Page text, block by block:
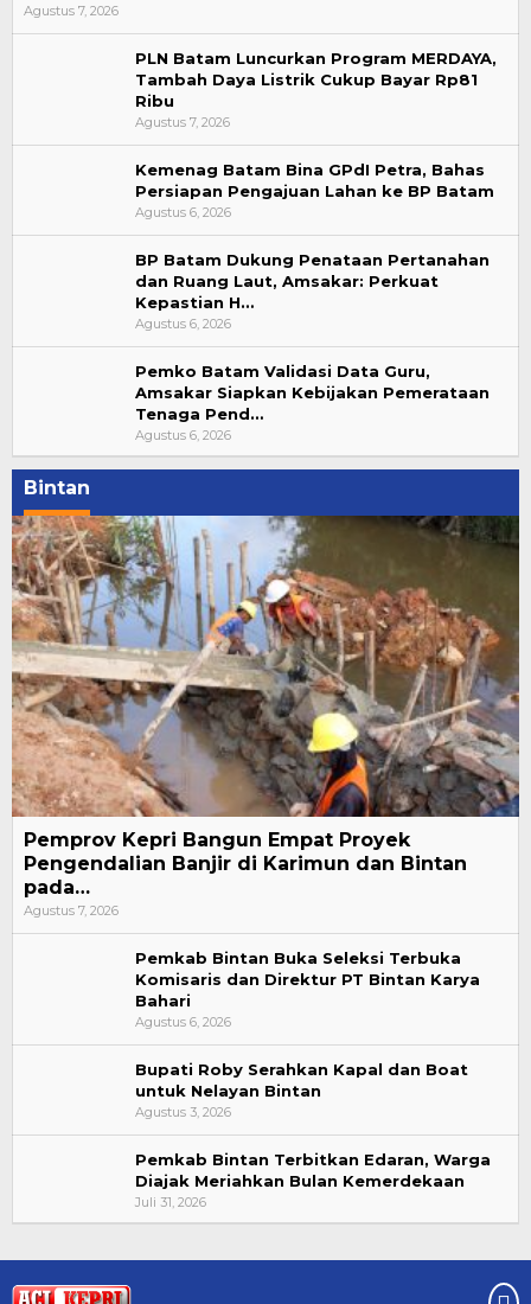
Agustus 7, 2026
PLN Batam Luncurkan Program MERDAYA,
Tambah Daya Listrik Cukup Bayar Rp81
Ribu
Agustus 7, 2026
Kemenag Batam Bina GPdI Petra, Bahas
Persiapan Pengajuan Lahan ke BP Batam
Agustus 6, 2026
BP Batam Dukung Penataan Pertanahan
dan Ruang Laut, Amsakar: Perkuat
Kepastian H…
Agustus 6, 2026
Pemko Batam Validasi Data Guru,
Amsakar Siapkan Kebijakan Pemerataan
Tenaga Pend…
Agustus 6, 2026
Bintan
Pemprov Kepri Bangun Empat Proyek
Pengendalian Banjir di Karimun dan Bintan
pada…
Agustus 7, 2026
Pemkab Bintan Buka Seleksi Terbuka
Komisaris dan Direktur PT Bintan Karya
Bahari
Agustus 6, 2026
Bupati Roby Serahkan Kapal dan Boat
untuk Nelayan Bintan
Agustus 3, 2026
Pemkab Bintan Terbitkan Edaran, Warga
Diajak Meriahkan Bulan Kemerdekaan
Juli 31, 2026